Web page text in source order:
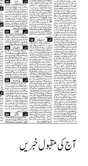
آج کی مقبول خبریں